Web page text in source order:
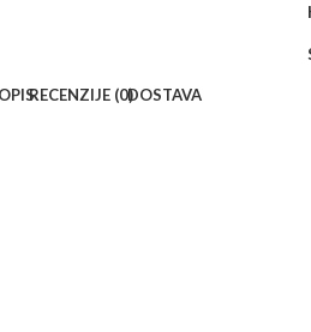
OPISRECENZIJE (0)DOSTAVA